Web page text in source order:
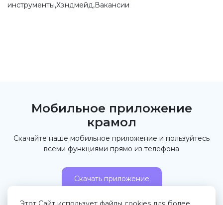
инструменты,Хэндмейд,Вакансии
Мобильное приложение
крамол
Скачайте наше мобильное приложение и пользуйтесь
всеми функциями прямо из телефона
Скачать приложение